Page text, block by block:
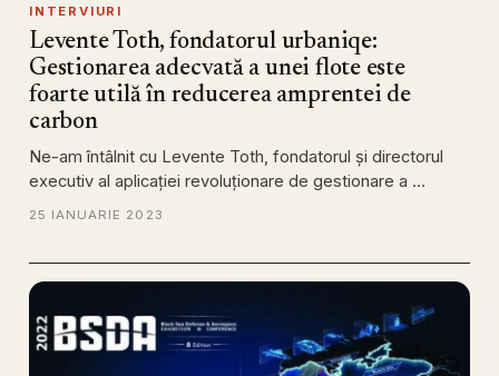
INTERVIURI
Levente Toth, fondatorul urbaniqe:
Gestionarea adecvată a unei flote este
foarte utilă în reducerea amprentei de
carbon
Ne-am întâlnit cu Levente Toth, fondatorul și directorul
executiv al aplicației revoluționare de gestionare a …
25 IANUARIE 2023